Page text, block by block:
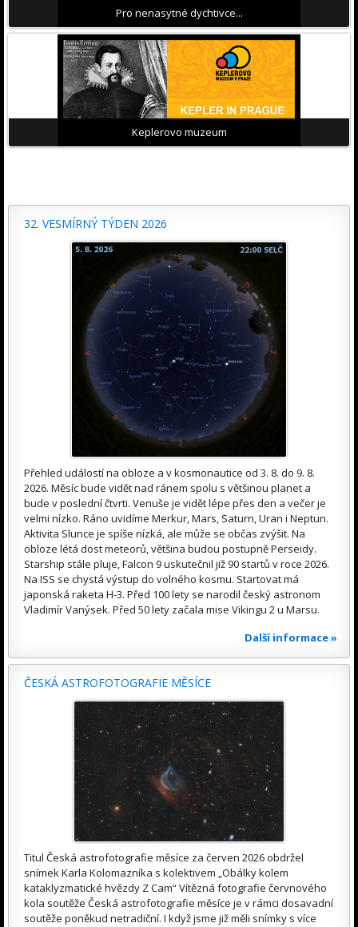
Pro nenasytné dychtivce...
Keplerovo muzeum
32. VESMÍRNÝ TÝDEN 2026
Přehled událostí na obloze a v kosmonautice od 3. 8. do 9. 8.
2026. Měsíc bude vidět nad ránem spolu s většinou planet a
bude v poslední čtvrti. Venuše je vidět lépe přes den a večer je
velmi nízko. Ráno uvidíme Merkur, Mars, Saturn, Uran i Neptun.
Aktivita Slunce je spíše nízká, ale může se občas zvýšit. Na
obloze létá dost meteorů, většina budou postupně Perseidy.
Starship stále pluje, Falcon 9 uskutečnil již 90 startů v roce 2026.
Na ISS se chystá výstup do volného kosmu. Startovat má
japonská raketa H-3. Před 100 lety se narodil český astronom
Vladimír Vanýsek. Před 50 lety začala mise Vikingu 2 u Marsu.
Další informace »
ČESKÁ ASTROFOTOGRAFIE MĚSÍCE
Titul Česká astrofotografie měsíce za červen 2026 obdržel
snímek Karla Kolomazníka s kolektivem „Obálky kolem
kataklyzmatické hvězdy Z Cam“ Vítězná fotografie červnového
kola soutěže Česká astrofotografie měsíce je v rámci dosavadní
soutěže poněkud netradiční. I když jsme již měli snímky s více